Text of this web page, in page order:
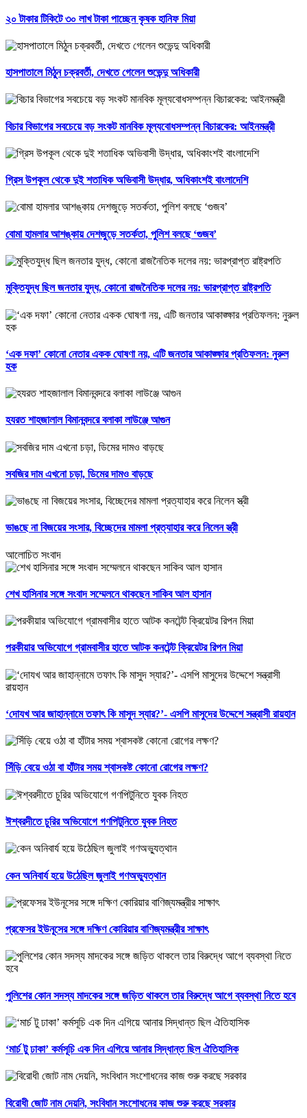
২০ টাকার টিকিটে ৩০ লাখ টাকা পাচ্ছেন কৃষক হানিফ মিয়া
হাসপাতালে মিঠুন চক্রবর্তী, দেখতে গেলেন শুভেন্দু অধিকারী
বিচার বিভাগের সবচেয়ে বড় সংকট মানবিক মূল্যবোধসম্পন্ন বিচারকের: আইনমন্ত্রী
গ্রিস উপকূল থেকে দুই শতাধিক অভিবাসী উদ্ধার, অধিকাংশই বাংলাদেশি
বোমা হামলার আশঙ্কায় দেশজুড়ে সতর্কতা, পুলিশ বলছে ‘গুজব’
মুক্তিযুদ্ধ ছিল জনতার যুদ্ধ, কোনো রাজনৈতিক দলের নয়: ভারপ্রাপ্ত রাষ্ট্রপতি
‘এক দফা’ কোনো নেতার একক ঘোষণা নয়, এটি জনতার আকাঙ্ক্ষার প্রতিফলন: নুরুল
হক
হযরত শাহজালাল বিমানবন্দরে বলাকা লাউঞ্জে আগুন
সবজির দাম এখনো চড়া, ডিমের দামও বাড়ছে
ভাঙছে না বিজয়ের সংসার, বিচ্ছেদের মামলা প্রত্যাহার করে নিলেন স্ত্রী
আলোচিত সংবাদ
শেখ হাসিনার সঙ্গে সংবাদ সম্মেলনে থাকছেন সাকিব আল হাসান
পরকীয়ার অভিযোগে গ্রামবাসীর হাতে আটক কনটেন্ট ক্রিয়েটর রিপন মিয়া
‘দোযখ আর জাহান্নামে তফাৎ কি মাসুদ স্যার?’- এসপি মাসুদের উদ্দেশে সন্ত্রাসী রায়হান
সিঁড়ি বেয়ে ওঠা বা হাঁটার সময় শ্বাসকষ্ট কোনো রোগের লক্ষণ?
ঈশ্বরদীতে চুরির অভিযোগে গণপিটুনিতে যুবক নিহত
কেন অনিবার্য হয়ে উঠেছিল জুলাই গণঅভ্যুত্থান
প্রফেসর ইউনূসের সঙ্গে দক্ষিণ কোরিয়ার বাণিজ্যমন্ত্রীর সাক্ষাৎ
পুলিশের কোন সদস্য মাদকের সঙ্গে জড়িত থাকলে তার বিরুদ্ধে আগে ব্যবস্থা নিতে হবে
‘মার্চ টু ঢাকা’ কর্মসূচি এক দিন এগিয়ে আনার সিদ্ধান্ত ছিল ঐতিহাসিক
বিরোধী জোট নাম দেয়নি, সংবিধান সংশোধনের কাজ শুরু করছে সরকার